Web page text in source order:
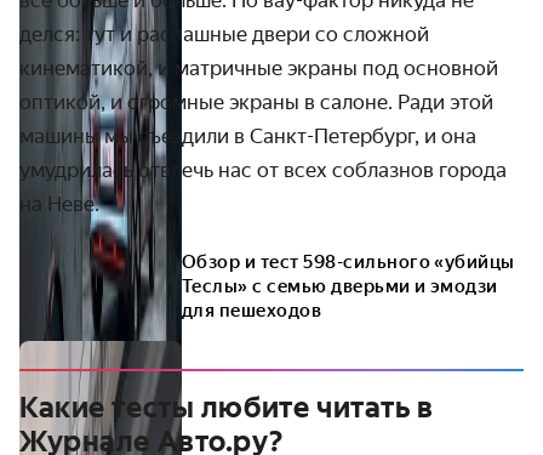
делся: тут и распашные двери со сложной
кинематикой, и матричные экраны под основной
оптикой, и огромные экраны в салоне. Ради этой
машины мы съездили в Санкт-Петербург, и она
умудрилась отвлечь нас от всех соблазнов города
на Неве.
Обзор и тест 598-сильного «убийцы
Теслы» с семью дверьми и эмодзи
для пешеходов
Какие тесты любите читать в
Журнале Авто.ру?